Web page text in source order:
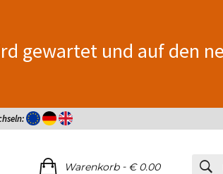
gewartet und auf den
Warenkorb- € 0.00